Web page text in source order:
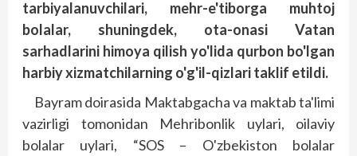
tarbiyalanuvchilari, mehr-e'tiborga muhtoj
bolalar, shuningdek, ota-onasi Vatan
sarhadlarini himoya qilish yo'lida qurbon bo'lgan
harbiy xizmatchilarning o'g'il-qizlari taklif etildi.
Bayram doirasida Maktabgacha va maktab ta'limi
vazirligi tomonidan Mehribonlik uylari, oilaviy
bolalar uylari, “SOS – O'zbekiston bolalar